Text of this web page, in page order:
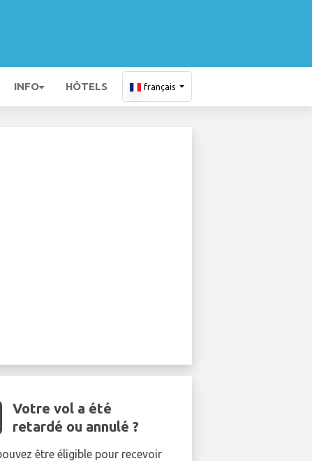
INFO HÔTELS français
Votre vol a été
retardé ou annulé ?
être éligible pour recevoir